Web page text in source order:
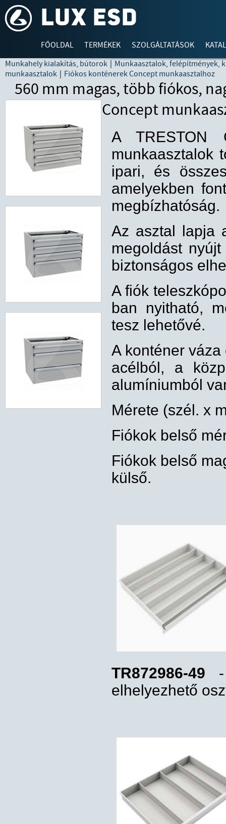
FŐOLDAL TERMÉKEK SZOLGÁLTATÁSOK
Munkahely kialakítás, bútorok | Munkaasztalok, felépítmények,
munkaasztalok | Fiókos konténerek Concept munkaasztalhoz
560 mm magas, több fiókos,
Concept
A TRESTON
munkaasztalok
ipari, és
amelyekben
megbízhatóság.
Az asztal lapja
megoldást
biztonságos
A fiók
ban nyitható,
tesz lehetővé.
A konténer
acélból, a
alumíniumból
Mérete (szél. x
Fiókok belső
Fiókok belső
külső.
TR872986-49
elhelyezhető